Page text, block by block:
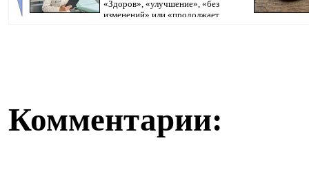
«Здоров», «улучшение», «без
изменений» или «продолжает
Комментарии: